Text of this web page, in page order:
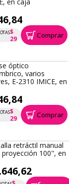
$
29
347 Comprar
óptico
varios
E-2310 IMICE, en
$
29
347 Comprar
retráctil manual
proyección 100", en